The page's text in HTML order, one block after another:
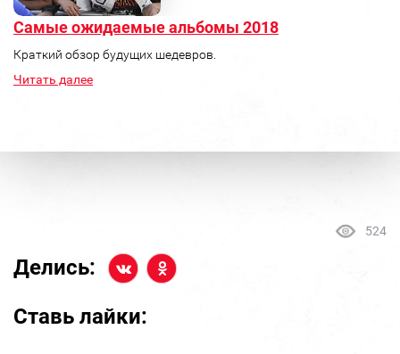
Самые ожидаемые альбомы 2018
Краткий обзор будущих шедевров.
Читать далее
524
Делись:
Ставь лайки: